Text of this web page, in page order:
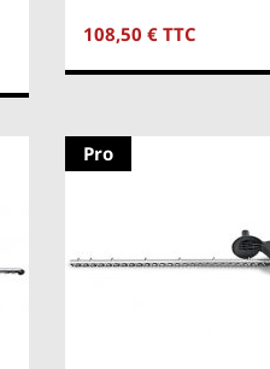
108,50 € TTC
Pro